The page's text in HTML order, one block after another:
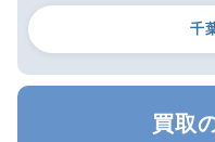
千
買取